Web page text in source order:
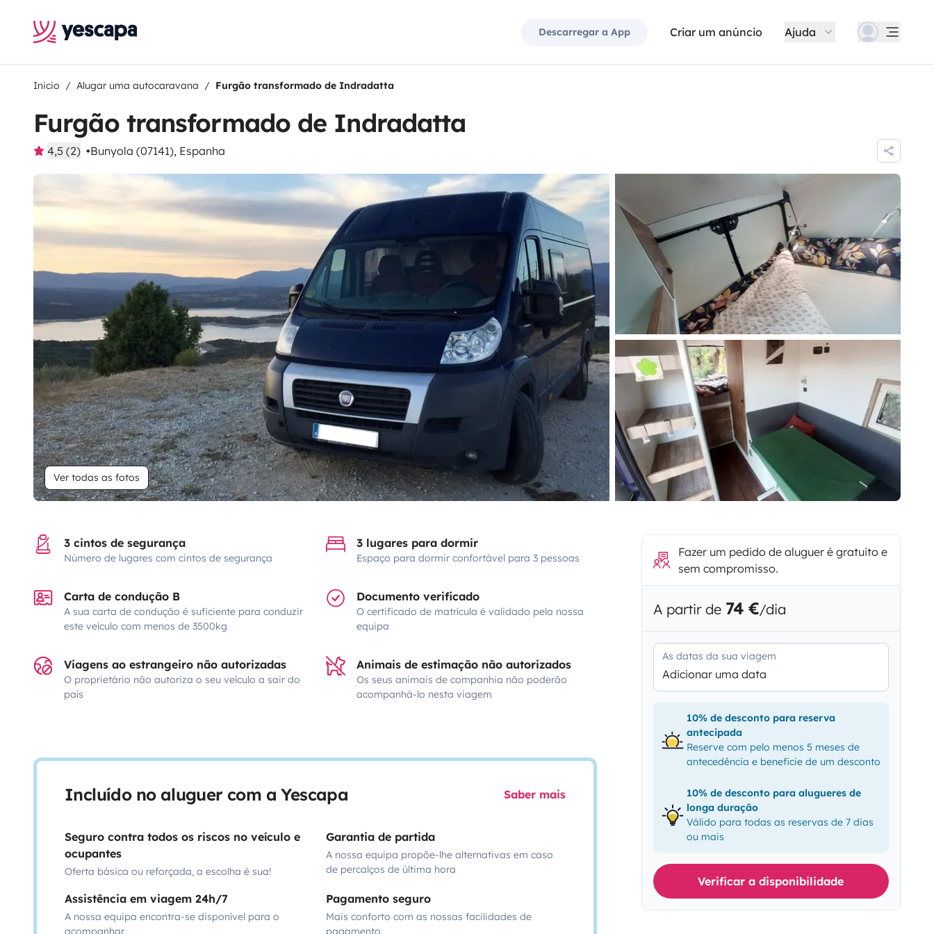
Descarregar a App Criar um anúncio Ajuda
Inicio Alugar uma autocaravana Furgão transformado de Indradatta
Furgão transformado de Indradatta
4,5 (2) Bunyola (07141), Espanha
Ver todas as fotos
3 cintos de segurança
Número de lugares com cintos de segurança
3 lugares para dormir
Espaço para dormir confortável para 3 pessoas
Carta de condução B
A sua carta de condução é suficiente para conduzir
este veículo com menos de 3500kg
Documento verificado
O certificado de matrícula é validado pela nossa
equipa
Viagens ao estrangeiro não autorizadas
O proprietário não autoriza o seu veículo a sair do
país
Animais de estimação não autorizados
Os seus animais de companhia não poderão
acompanhá-lo nesta viagem
Incluído no aluguer com a Yescapa Saber mais
Seguro contra todos os riscos no veículo e
ocupantes
Oferta básica ou reforçada, a escolha é sua!
Garantia de partida
A nossa equipa propõe-lhe alternativas em caso
de percalços de última hora
Assistência em viagem 24h/7
A nossa equipa encontra-se disponível para o
acompanhar
Pagamento seguro
Mais conforto com as nossas facilidades de
pagamento
Fazer um pedido de aluguer é gratuito e
sem compromisso.
A partir de 74 €/dia
As datas da sua viagem
Adicionar uma data
10% de desconto para reserva
antecipada
Reserve com pelo menos 5 meses de
antecedência e beneficie de um desconto
10% de desconto para alugueres de
longa duração
Válido para todas as reservas de 7 dias
ou mais
Verificar a disponibilidade